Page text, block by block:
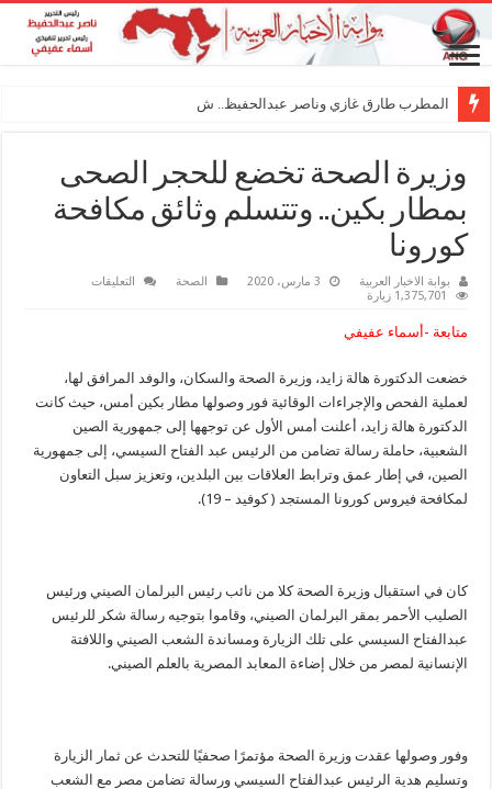
المطرب طارق غازي وناصر عبدالحفيظ.. شراكة فنية
وزيرة الصحة تخضع للحجر الصحى
بمطار بكين.. وتتسلم وثائق مكافحة
كورونا
بوابة الاخبار العربية 3 مارس، 2020 الصحة التعليقات
بكين..
وتتسلم
وثائق
كورونا
مغلقة
1,375,701 زيارة
متابعة -أسماء عفيفي
خضعت الدكتورة هالة زايد، وزيرة الصحة والسكان، والوفد المرافق لها،
لعملية الفحص والإجراءات الوقائية فور وصولها مطار بكين أمس، حيث كانت
الدكتورة هالة زايد، أعلنت أمس الأول عن توجهها إلى جمهورية الصين
الشعبية، حاملة رسالة تضامن من الرئيس عبد الفتاح السيسي، إلى جمهورية
الصين، في إطار عمق وترابط العلاقات بين البلدين، وتعزيز سبل التعاون
لمكافحة فيروس كورونا المستجد ( كوفيد – 19).
كان في استقبال وزيرة الصحة كلا من نائب رئيس البرلمان الصيني ورئيس
الصليب الأحمر بمقر البرلمان الصيني، وقاموا بتوجيه رسالة شكر للرئيس
عبدالفتاح السيسي على تلك الزيارة ومساندة الشعب الصيني واللافتة
الإنسانية لمصر من خلال إضاءة المعابد المصرية بالعلم الصيني.
وفور وصولها عقدت وزيرة الصحة مؤتمرًا صحفيًا للتحدث عن ثمار الزيارة
وتسليم هدية الرئيس عبدالفتاح السيسي ورسالة تضامن مصر مع الشعب